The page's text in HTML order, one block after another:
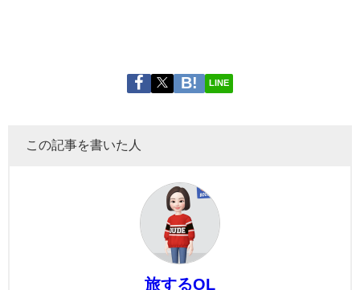
LINE
この記事を書いた人
旅するOL